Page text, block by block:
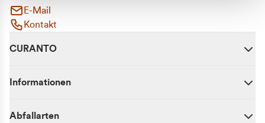
E-Mail
Kontakt
CURANTO
Informationen
Abfallarten